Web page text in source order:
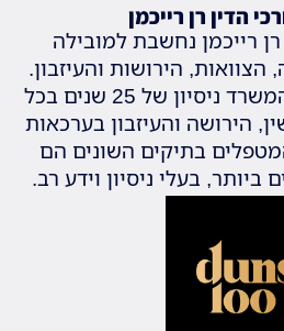
הדין רן רייכמן
רייכמן נחשבת למובילה
הירושות והעיזבון.
לעו"ד רייכמן ולצוות המשרד ניסיון של 25 שנים בכל
הירושה והעיזבון בערכאות
בתיקים השונים הם
ביותר, בעלי ניסיון וידע רב.